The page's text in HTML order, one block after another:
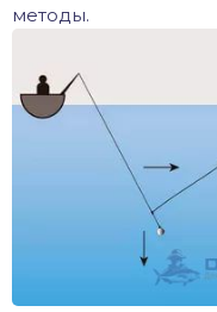
методы.